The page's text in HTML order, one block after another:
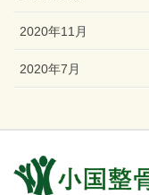
2020年11月
2020年7月